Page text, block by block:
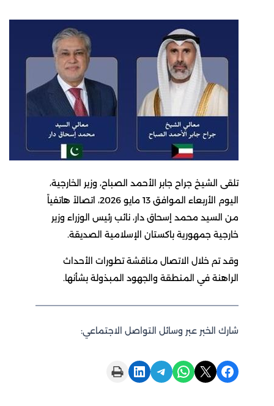
تلقى الشيخ جراح جابر الأحمد الصباح، وزير الخارجية،
اليوم الأربعاء الموافق 13 مايو 2026، اتصالاً هاتفياً
من السيد محمد إسحاق دار، نائب رئيس الوزراء وزير
خارجية جمهورية باكستان الإسلامية الصديقة.
وقد تم خلال الاتصال مناقشة تطورات الأحداث
الراهنة في المنطقة والجهود المبذولة بشأنها.
شارك الخبر عبر وسائل التواصل الاجتماعي:
Share on Facebook
Share on X
Share on WhatsApp
Share on Telegram
Share on LinkedIn
Print this Page